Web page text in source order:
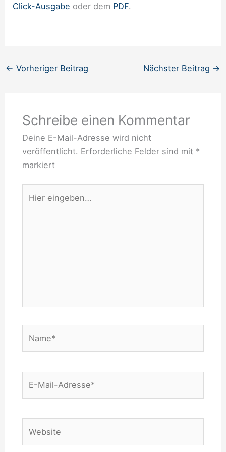
Click-Ausgabe oder dem PDF.
← Vorheriger Beitrag Nächster Beitrag →
Schreibe einen Kommentar
Deine E-Mail-Adresse wird nicht
veröffentlicht. Erforderliche Felder sind mit *
markiert
eingeben…
Mail-